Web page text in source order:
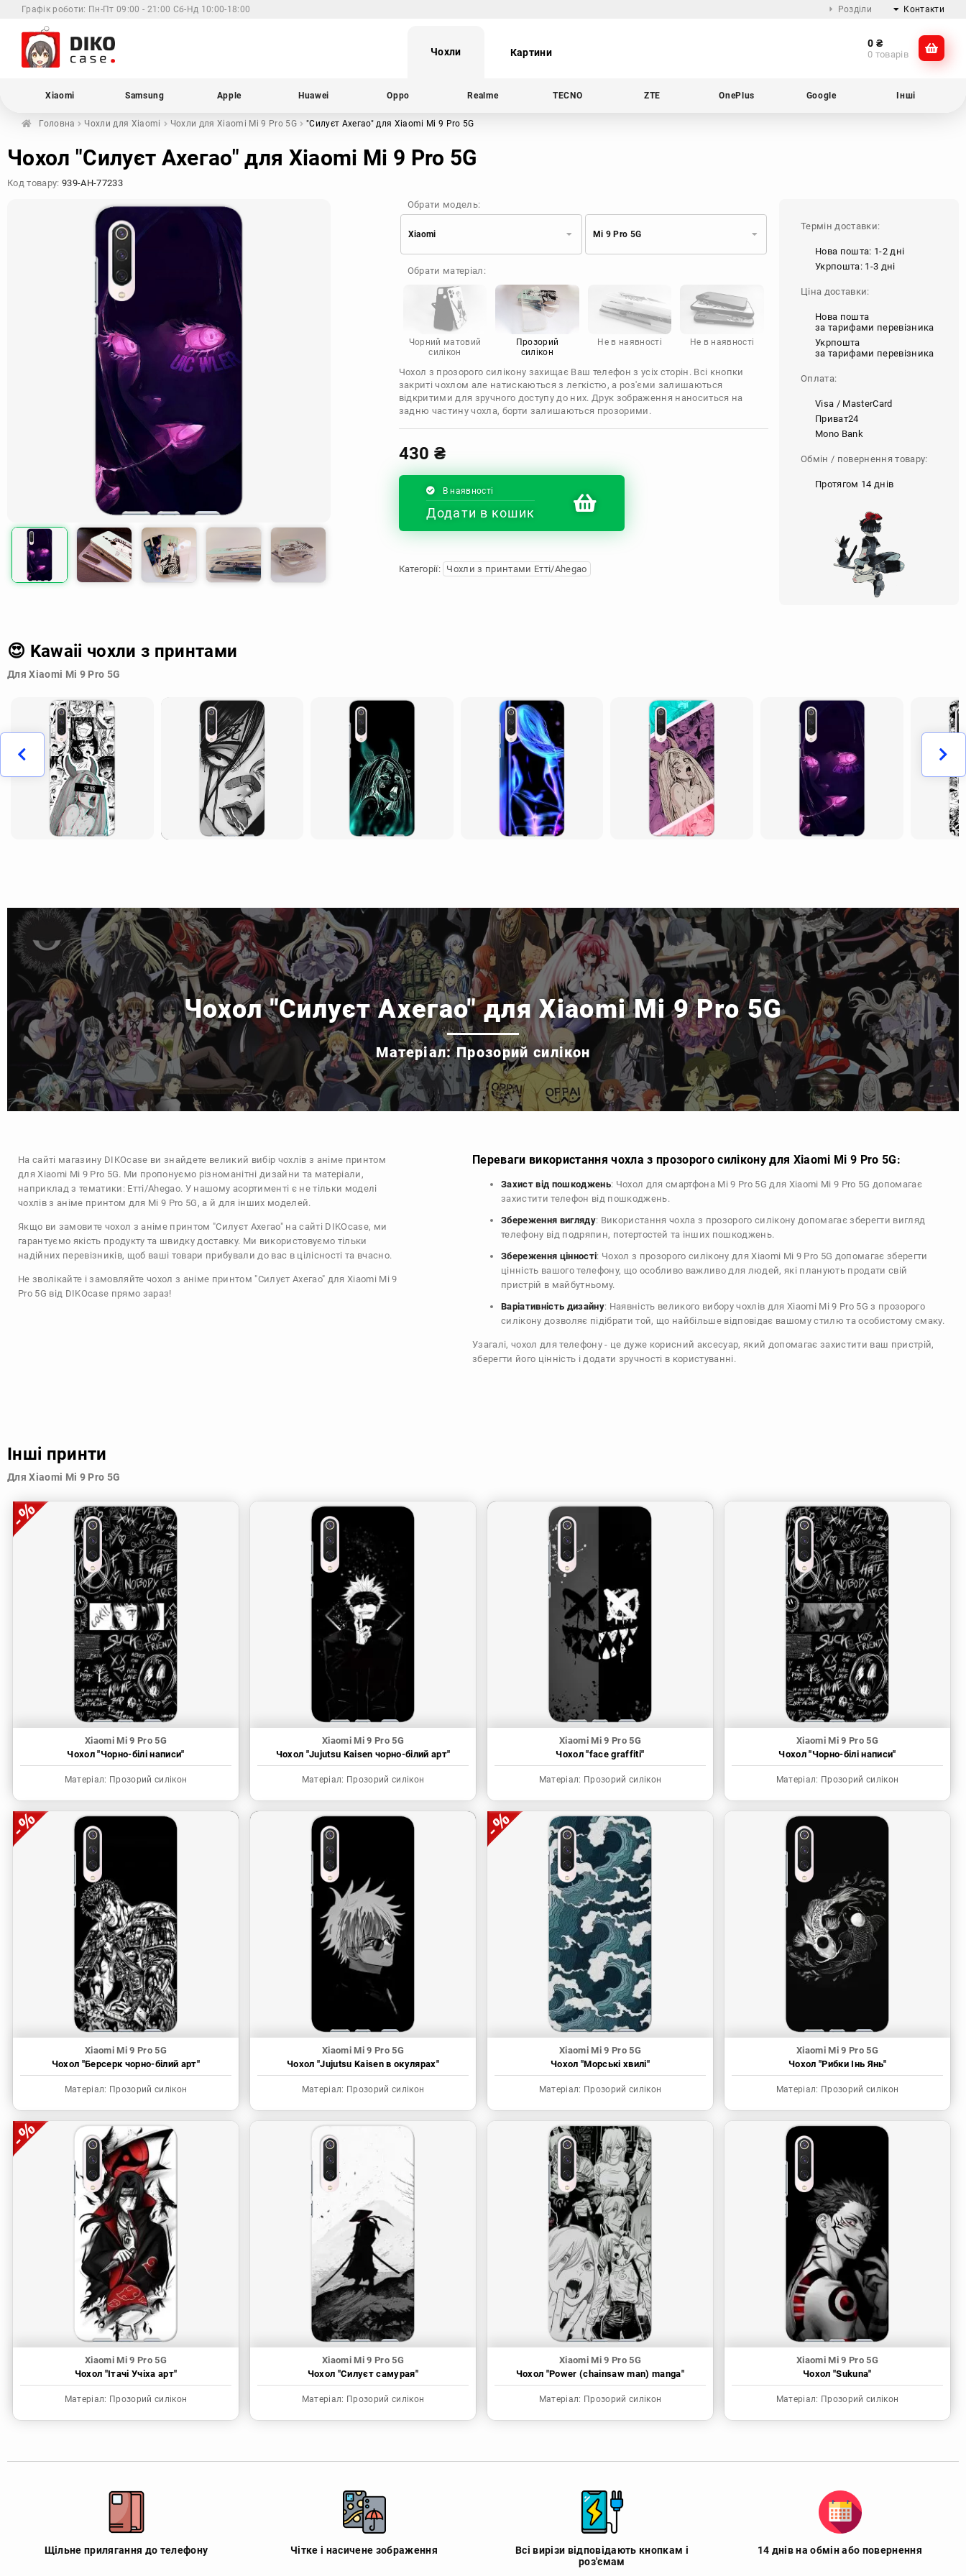
Графік роботи: Пн-Пт 09:00 - 21:00 Сб-Нд 10:00-18:00 Розділи Контакти
@dikocase
Чохли Картини
0 ₴
0 товарів
Xiaomi Samsung Apple Huawei Oppo Realme TECNO ZTE OnePlus Google Інші
Головна Чохли для Xiaomi Чохли для Xiaomi Mi 9 Pro 5G "Силуєт Ахегао" для Xiaomi Mi 9 Pro 5G
Чохол "Силуєт Ахегао" для Xiaomi Mi 9 Pro 5G
Код товару: 939-AH-77233
Обрати модель:
Xiaomi
Samsung
Apple
OnePlus
Google
Doogee
Motorola
Mi 9 Pro 5G
Обрати матеріал:
Чорний матовий
силікон
Прозорий
силікон
Не в наявності Не в наявності
Чохол з прозорого силікону захищає Ваш телефон з усіх сторін. Всі кнопки
закриті чохлом але натискаються з легкістю, а роз'єми залишаються
відкритими для зручного доступу до них. Друк зображення наноситься на
задню частину чохла, борти залишаються прозорими.
430 ₴
В наявності
Додати в кошик
Категорії: Чохли з принтами Етті/Ahegao
Термін доставки:
Нова пошта: 1-2 дні
Укрпошта: 1-3 дні
Ціна доставки:
Нова пошта
за тарифами перевізника
Укрпошта
за тарифами перевізника
Оплата:
Visa / MasterCard
Приват24
Mono Bank
Обмін / повернення товару:
Протягом 14 днів
😍 Kawaii чохли з принтами
Для Xiaomi Mi 9 Pro 5G
Чохол "Силуєт Ахегао" для Xiaomi Mi 9 Pro 5G
Матеріал: Прозорий силікон
На сайті магазину DIKOcase ви знайдете великий вибір чохлів з аніме принтом
для Xiaomi Mi 9 Pro 5G. Ми пропонуємо різноманітні дизайни та матеріали,
наприклад з тематики: Етті/Ahegao. У нашому асортименті є не тільки моделі
чохлів з аніме принтом для Mi 9 Pro 5G, а й для інших моделей.
Якщо ви замовите чохол з аніме принтом "Силуєт Ахегао" на сайті DIKOcase, ми
гарантуємо якість продукту та швидку доставку. Ми використовуємо тільки
надійних перевізників, щоб ваші товари прибували до вас в цілісності та вчасно.
Не зволікайте і замовляйте чохол з аніме принтом "Силуєт Ахегао" для Xiaomi Mi 9
Pro 5G від DIKOcase прямо зараз!
Переваги використання чохла з прозорого силікону для Xiaomi Mi 9 Pro 5G:
Захист від пошкоджень: Чохол для смартфона Mi 9 Pro 5G для Xiaomi Mi 9 Pro 5G допомагає
захистити телефон від пошкоджень.
Збереження вигляду: Використання чохла з прозорого силікону допомагає зберегти вигляд
телефону від подряпин, потертостей та інших пошкоджень.
Збереження цінності: Чохол з прозорого силікону для Xiaomi Mi 9 Pro 5G допомагає зберегти
цінність вашого телефону, що особливо важливо для людей, які планують продати свій
пристрій в майбутньому.
Варіативність дизайну: Наявність великого вибору чохлів для Xiaomi Mi 9 Pro 5G з прозорого
силікону дозволяє підібрати той, що найбільше відповідає вашому стилю та особистому смаку.
Узагалі, чохол для телефону - це дуже корисний аксесуар, який допомагає захистити ваш пристрій,
зберегти його цінність і додати зручності в користуванні.
Інші принти
Для Xiaomi Mi 9 Pro 5G
Xiaomi Mi 9 Pro 5G
Чохол "Чорно-білі написи"
Матеріал: Прозорий силікон
Xiaomi Mi 9 Pro 5G
Чохол "Jujutsu Kaisen чорно-білий арт"
Матеріал: Прозорий силікон
Xiaomi Mi 9 Pro 5G
Чохол "face graffiti"
Матеріал: Прозорий силікон
Xiaomi Mi 9 Pro 5G
Чохол "Чорно-білі написи"
Матеріал: Прозорий силікон
Xiaomi Mi 9 Pro 5G
Чохол "Берсерк чорно-білий арт"
Матеріал: Прозорий силікон
Xiaomi Mi 9 Pro 5G
Чохол "Jujutsu Kaisen в окулярах"
Матеріал: Прозорий силікон
Xiaomi Mi 9 Pro 5G
Чохол "Морські хвилі"
Матеріал: Прозорий силікон
Xiaomi Mi 9 Pro 5G
Чохол "Рибки Інь Янь"
Матеріал: Прозорий силікон
Xiaomi Mi 9 Pro 5G
Чохол "Ітачі Учіха арт"
Матеріал: Прозорий силікон
Xiaomi Mi 9 Pro 5G
Чохол "Силуєт самурая"
Матеріал: Прозорий силікон
Xiaomi Mi 9 Pro 5G
Чохол "Power (chainsaw man) manga"
Матеріал: Прозорий силікон
Xiaomi Mi 9 Pro 5G
Чохол "Sukuna"
Матеріал: Прозорий силікон
Щільне прилягання до телефону Чітке і насичене зображення
Всі вирізи відповідають кнопкам і
роз'ємам
14 днів на обмін або повернення